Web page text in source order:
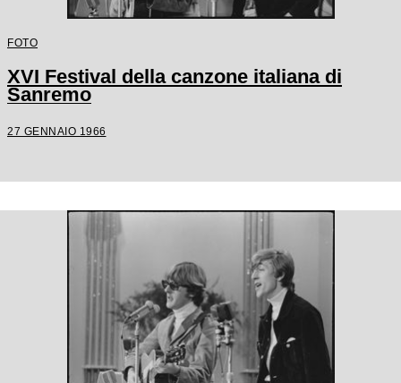
FOTO
XVI Festival della canzone italiana di
Sanremo
27 GENNAIO 1966